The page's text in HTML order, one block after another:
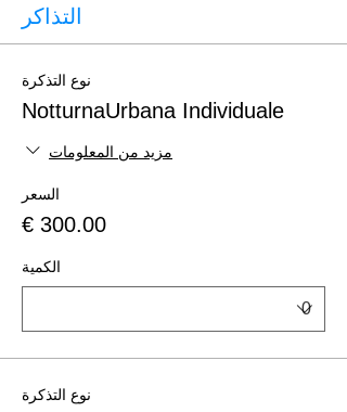
التذاكر
نوع التذكرة
NotturnaUrbana Individuale
مزيد من المعلومات
السعر
الكمية
نوع التذكرة